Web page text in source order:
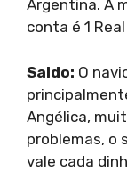
Argentina. A
conta é 1
Saldo: O
Angélica,
problemas, o
vale cada